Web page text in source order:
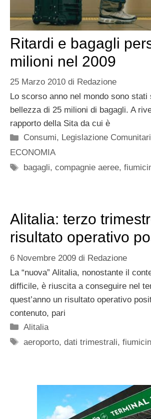
Ritardi e bagagli
milioni nel 2009
25 Marzo 2010 di Redazione
Lo scorso anno nel mondo sono
bellezza di 25 milioni di bagagli. A
rapporto della Sita da cui è
Categorie
Consumi, Legislazione
ECONOMIA
Tag
bagagli,compagnie aeree,
Alitalia: terzo
risultato operativo
6 Novembre 2009 di Redazione
La “nuova” Alitalia, nonostante il
difficile, è riuscita a conseguire nel
quest’anno un risultato operativo
contenuto, pari
Categorie
Alitalia
Tag
aeroporto,dati trimestrali,